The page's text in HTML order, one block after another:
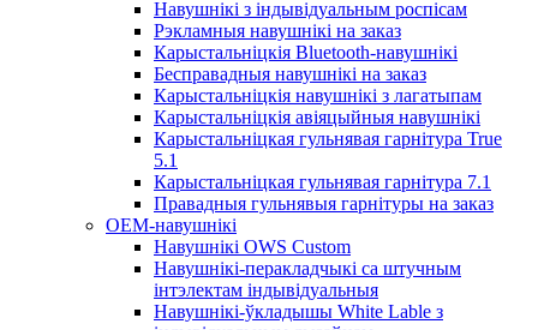
Навушнікі з індывідуальным роспісам
Рэкламныя навушнікі на заказ
Карыстальніцкія Bluetooth-навушнікі
Бесправадныя навушнікі на заказ
Карыстальніцкія навушнікі з лагатыпам
Карыстальніцкія авіяцыйныя навушнікі
Карыстальніцкая гульнявая гарнітура True
5.1
Карыстальніцкая гульнявая гарнітура 7.1
Правадныя гульнявыя гарнітуры на заказ
OEM-навушнікі
Навушнікі OWS Custom
Навушнікі-перакладчыкі са штучным
інтэлектам індывідуальныя
Навушнікі-ўкладышы White Lable з